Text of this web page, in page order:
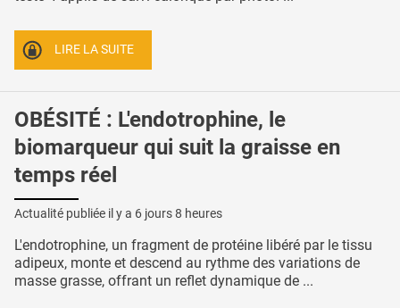
LIRE LA SUITE
OBÉSITÉ : L'endotrophine, le
biomarqueur qui suit la graisse en
temps réel
Actualité publiée il y a 6 jours 8 heures
L'endotrophine, un fragment de protéine libéré par le tissu
adipeux, monte et descend au rythme des variations de
masse grasse, offrant un reflet dynamique de ...